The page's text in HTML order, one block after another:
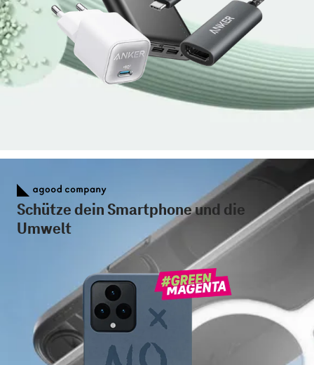
Schütze dein Smartphone und die
Umwelt